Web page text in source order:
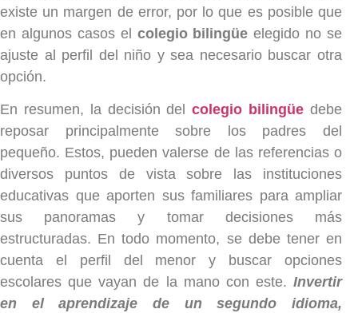
existe un margen de error, por lo que es posible que
en algunos casos el colegio bilingüe elegido no se
ajuste al perfil del niño y sea necesario buscar otra
opción.
En resumen, la decisión delcolegio bilingüe debe
reposar principalmente sobre los padres del
pequeño. Estos, pueden valerse de las referencias o
diversos puntos de vista sobre las instituciones
educativas que aporten sus familiares para ampliar
sus panoramas y tomar decisiones más
estructuradas. En todo momento, se debe tener en
cuenta el perfil del menor y buscar opciones
escolares que vayan de la mano con este. Invertir
en el aprendizaje de un segundo idioma,